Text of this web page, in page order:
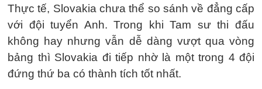
Thực tế, Slovakia chưa thể so sánh về đẳng cấp
với đội tuyển Anh. Trong khi Tam sư thi đấu
không hay nhưng vẫn dễ dàng vượt qua vòng
bảng thì Slovakia đi tiếp nhờ là một trong 4 đội
đứng thứ ba có thành tích tốt nhất.